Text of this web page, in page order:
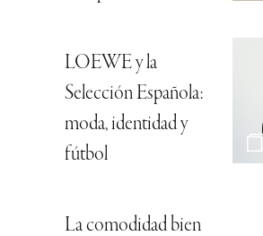
LOEWE y la
Selección Española:
moda, identidad y
fútbol
La comodidad bien